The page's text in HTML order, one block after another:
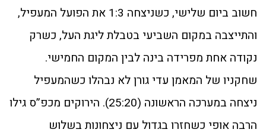
חשוב ביום שלישי, כשניצחה 1:3 את הפועל המעפיל,
והתייצבה במקום השביעי בטבלת ליגת העל, כשרק
נקודה אחת מפרידה בינה לבין המקום החמישי.
שחקניו של המאמן עדי גורן לא נבהלו כשהמעפיל
ניצחה במערכה הראשונה (25:20). הירוקים מכפ”ס גילו
הרבה אופי כשחזרו בגדול עם ניצחונות בשלוש